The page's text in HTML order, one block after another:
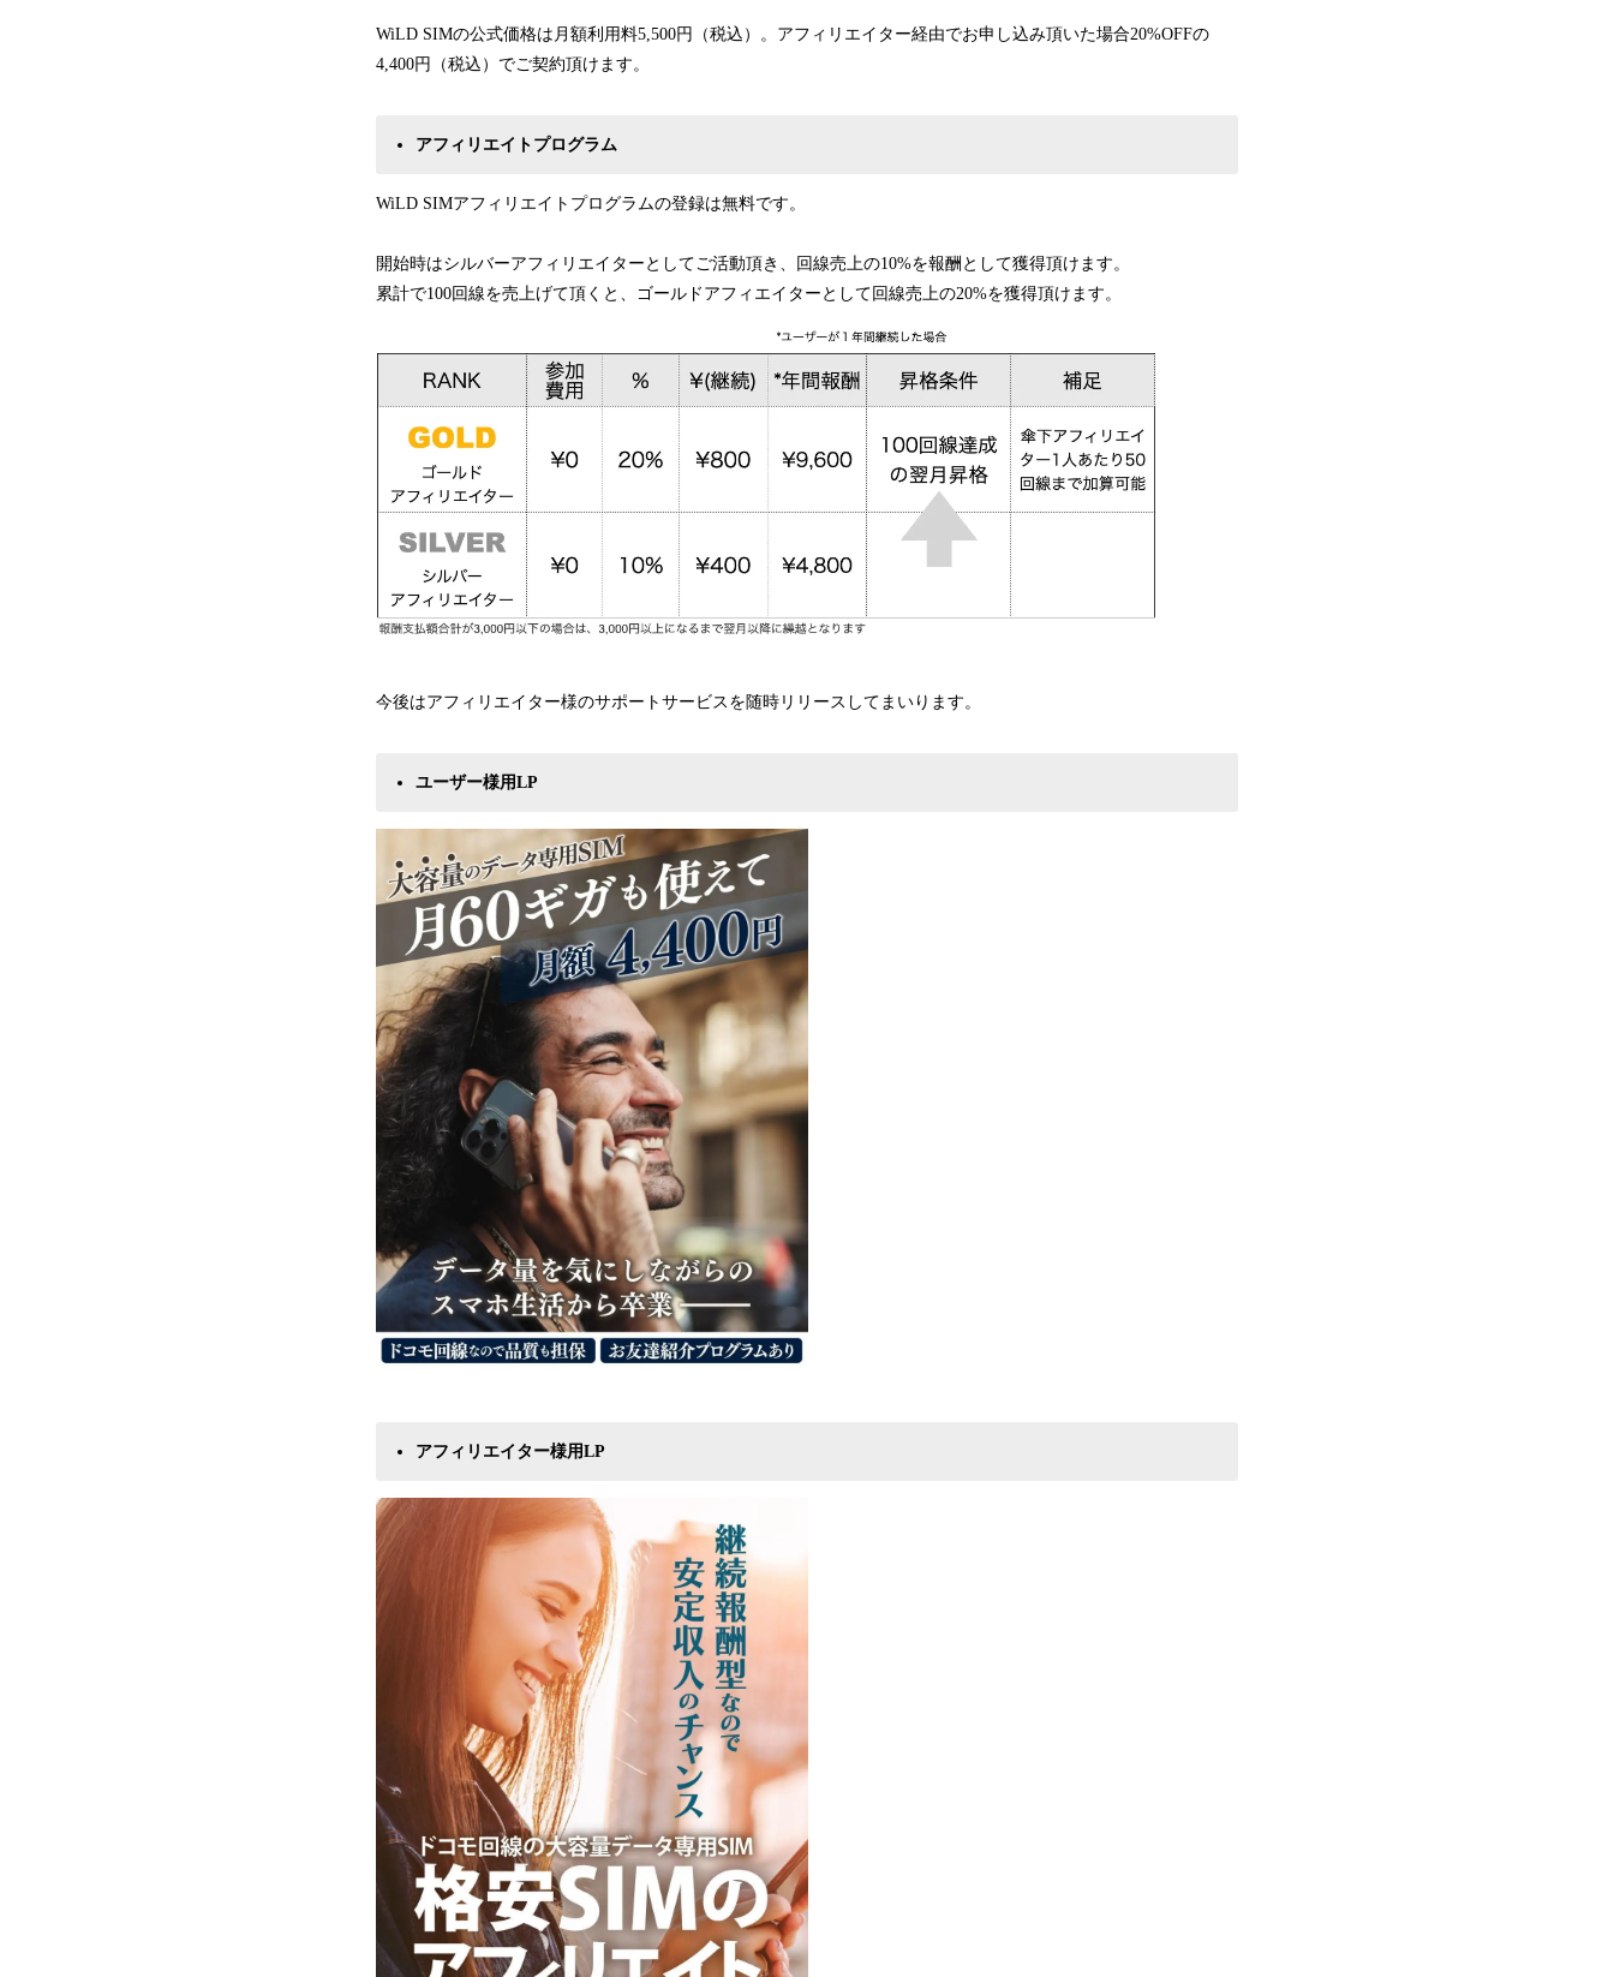
WiLD SIMの公式価格は月額利用料5,500円（税込）。アフィリエイター経由でお申し込み頂いた場合20%OFFの
4,400円（税込）でご契約頂けます。
アフィリエイトプログラム
WiLD SIMアフィリエイトプログラムの登録は無料です。
開始時はシルバーアフィリエイターとしてご活動頂き、回線売上の10%を報酬として獲得頂けます。
累計で100回線を売上げて頂くと、ゴールドアフィエイターとして回線売上の20%を獲得頂けます。
今後はアフィリエイター様のサポートサービスを随時リリースしてまいります。
ユーザー様用LP
アフィリエイター様用LP